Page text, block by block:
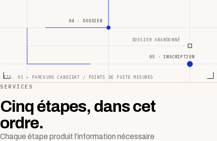
04 · DOSSIER
05 · INSCRIPTION
DOSSIER ABANDONNÉ
FIG. 01 — PARCOURS CANDIDAT / POINTS DE FUITE MESURÉS
SERVICES
Cinq étapes, dans cet
ordre.
Chaque étape produit l’information nécessaire